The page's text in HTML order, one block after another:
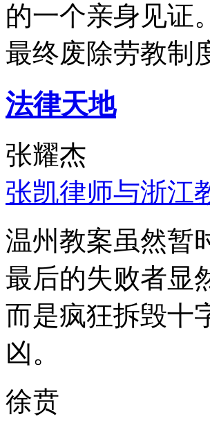
的一个亲身见证
最终废除劳教制
法律天地
张耀杰
张凯律师与浙江
温州教案虽然暂
最后的失败者显
而是疯狂拆毁十
凶。
徐贲